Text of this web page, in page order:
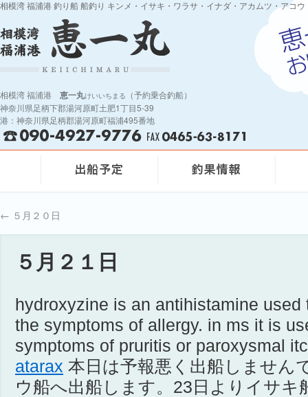
相模湾 福浦港 釣り船 船釣り キンメ・イサキ・ワラサ・イナダ・アカムツ・アコ
相模湾 福浦港 恵一丸けいいちまる
（予約乗合釣船）
神奈川県足柄下郡湯河原町土肥1丁目5-39
港：神奈川県足柄郡湯河原町福浦495番地
← ５月２０日
５月２１日
hydroxyzine is an antihistamine used
the symptoms of allergy. in ms it is
symptoms of pruritis or paroxysmal
atarax 本日は予報悪く出船しません
ウ船へ出船します。23日よりイサキ